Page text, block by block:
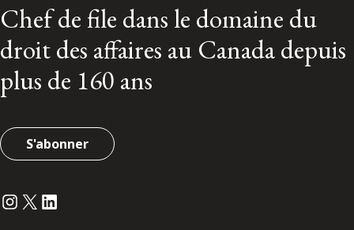
Chef de file dans le domaine du
droit des affaires au Canada depuis
plus de 160 ans
S'abonner
Instagram
Twitter
LinkedIn